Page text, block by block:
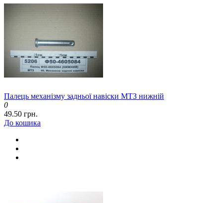
Палець механізму задньої навіски МТЗ нижній
0
49.50 грн.
До кошика